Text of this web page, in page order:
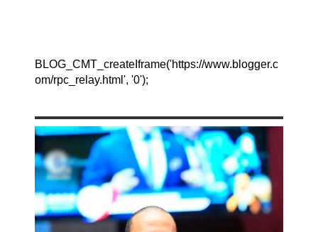
BLOG_CMT_createIframe('https://www.blogger.c
om/rpc_relay.html', '0');